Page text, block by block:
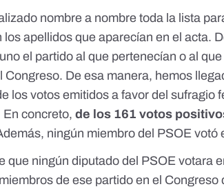
nombre a nombre toda la lista
apellidos que aparecían en el acta.
el partido al que pertenecían o al
Congreso. De esa manera, hemos
los votos emitidos a favor del sufragio
En concreto,de los 161 votos
ningún miembro del PSOE votó
que ningún diputado del PSOE votara
de ese partido en el Congreso